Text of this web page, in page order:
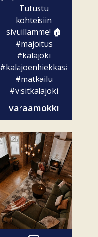
Tutustu
kohteisiin
sivuillamme! 🏠
#majoitus
#kalajoki
#kalajoenhiekkasärkät
#matkailu
#visitkalajoki
varaamokki